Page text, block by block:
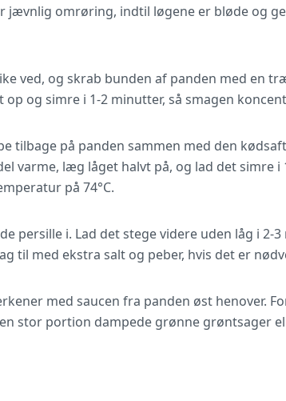
jævnlig omrøring, indtil løgene er bløde og
ved, og skrab bunden af panden med en
og simre i 1-2 minutter, så smagen
tilbage på panden sammen med den
varme, læg låget halvt på, og lad det simre i
på 74°C.
persille i. Lad det stege videre uden låg i
til med ekstra salt og peber, hvis det er
med saucen fra panden øst henover.
stor portion dampede grønne grøntsager